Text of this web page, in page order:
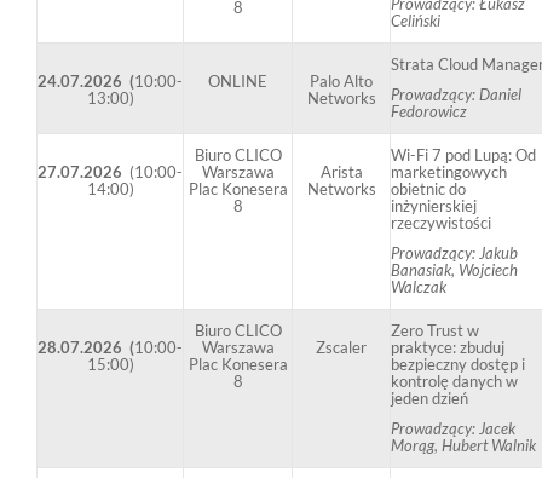
8
Celiński
24.07.2026 (10:00-
13:00)
ONLINE
Palo Alto
Networks
Strata Cloud
Prowadzący: Daniel
Fedorowicz
27.07.2026 (10:00-
14:00)
Biuro CLICO
Warszawa
Plac Konesera
8
Arista
Networks
Wi-Fi 7 pod Lupą: Od
marketingowych
obietnic do
inżynierskiej
rzeczywistości
Prowadzący: Jakub
Banasiak, Wojciech
Walczak
28.07.2026 (10:00-
15:00)
Biuro CLICO
Warszawa
Plac Konesera
8
Zscaler
Zero Trust w
praktyce: zbuduj
bezpieczny dostęp i
kontrolę danych w
jeden dzień
Prowadzący: Jacek
Morąg, Hubert Walnik